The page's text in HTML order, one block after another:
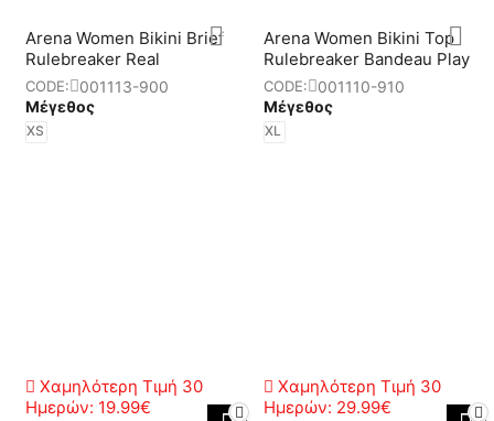
Αrena Women Bikini Brief
Rulebreaker Real
CODE:
001113-900
Μέγεθος
XS
Χαμηλότερη Τιμή 30
Ημερών: 19.99€
Arena Women Bikini Top
Rulebreaker Bandeau Play
CODE:
001110-910
Μέγεθος
XL
Χαμηλότερη Τιμή 30
Ημερών: 29.99€